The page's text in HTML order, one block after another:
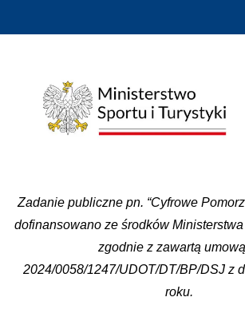
Zadanie publiczne pn. “Cyfrowe
dofinansowano ze środków
zgodnie z zawartą
2024/0058/1247/UDOT/DT/BP/DSJ z
roku.